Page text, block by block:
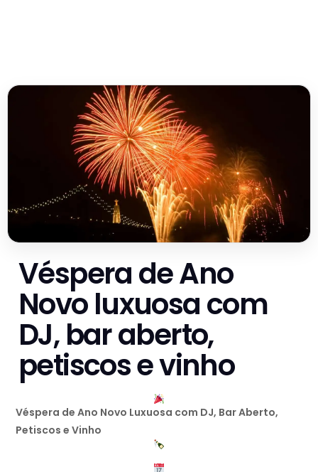
Véspera de Ano
Novo luxuosa com
DJ, bar aberto,
petiscos e vinho
Véspera de Ano Novo Luxuosa com DJ, Bar Aberto,
Petiscos e Vinho